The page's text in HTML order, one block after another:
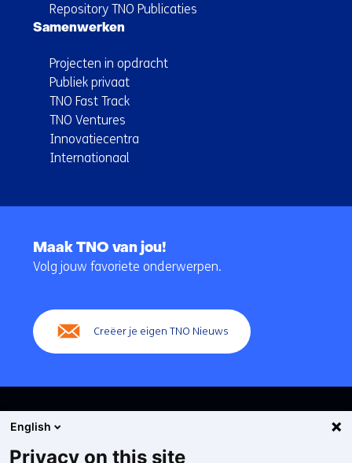
Repository TNO Publicaties
Samenwerken
Projecten in opdracht
Publiek privaat
TNO Fast Track
TNO Ventures
Innovatiecentra
Internationaal
navigatie
Maak TNO van jou!
Volg jouw favoriete onderwerpen.
Creëer je eigen TNO Nieuws
English
Privacy on this site